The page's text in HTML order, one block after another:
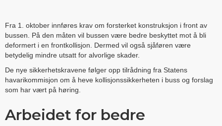
Fra 1. oktober innføres krav om forsterket konstruksjon i front av
bussen. På den måten vil bussen være bedre beskyttet mot å bli
deformert i en frontkollisjon. Dermed vil også sjåføren være
betydelig mindre utsatt for alvorlige skader.
De nye sikkerhetskravene følger opp tilrådning fra Statens
havarikommisjon om å heve kollisjonssikkerheten i buss og forslag
som har vært på høring.
Arbeidet for bedre